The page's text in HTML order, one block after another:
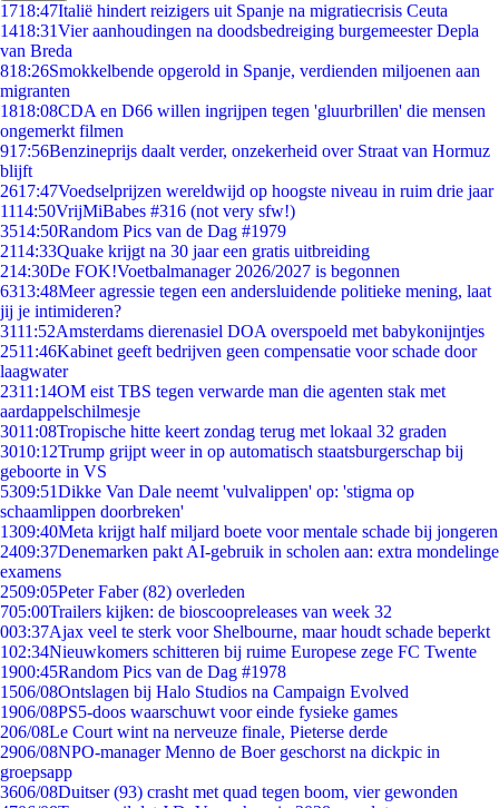
1718:47Italië hindert reizigers uit Spanje na migratiecrisis Ceuta
1418:31Vier aanhoudingen na doodsbedreiging burgemeester Depla
van Breda
818:26Smokkelbende opgerold in Spanje, verdienden miljoenen aan
migranten
1818:08CDA en D66 willen ingrijpen tegen 'gluurbrillen' die mensen
ongemerkt filmen
917:56Benzineprijs daalt verder, onzekerheid over Straat van Hormuz
blijft
2617:47Voedselprijzen wereldwijd op hoogste niveau in ruim drie jaar
1114:50VrijMiBabes #316 (not very sfw!)
3514:50Random Pics van de Dag #1979
2114:33Quake krijgt na 30 jaar een gratis uitbreiding
214:30De FOK!Voetbalmanager 2026/2027 is begonnen
6313:48Meer agressie tegen een andersluidende politieke mening, laat
jij je intimideren?
3111:52Amsterdams dierenasiel DOA overspoeld met babykonijntjes
2511:46Kabinet geeft bedrijven geen compensatie voor schade door
laagwater
2311:14OM eist TBS tegen verwarde man die agenten stak met
aardappelschilmesje
3011:08Tropische hitte keert zondag terug met lokaal 32 graden
3010:12Trump grijpt weer in op automatisch staatsburgerschap bij
geboorte in VS
5309:51Dikke Van Dale neemt 'vulvalippen' op: 'stigma op
schaamlippen doorbreken'
1309:40Meta krijgt half miljard boete voor mentale schade bij jongeren
2409:37Denemarken pakt AI-gebruik in scholen aan: extra mondelinge
examens
2509:05Peter Faber (82) overleden
705:00Trailers kijken: de bioscoopreleases van week 32
003:37Ajax veel te sterk voor Shelbourne, maar houdt schade beperkt
102:34Nieuwkomers schitteren bij ruime Europese zege FC Twente
1900:45Random Pics van de Dag #1978
1506/08Ontslagen bij Halo Studios na Campaign Evolved
1906/08PS5-doos waarschuwt voor einde fysieke games
206/08Le Court wint na nerveuze finale, Pieterse derde
2906/08NPO-manager Menno de Boer geschorst na dickpic in
groepsapp
3606/08Duitser (93) crasht met quad tegen boom, vier gewonden